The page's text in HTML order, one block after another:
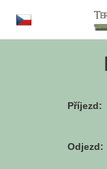
Příjezd:
Odjezd: